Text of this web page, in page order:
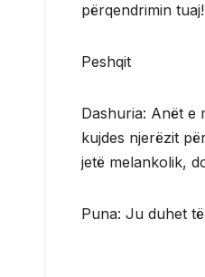
përqendrimin tuaj!
Peshqit
Dashuria: Anët e
kujdes njerëzit
jetë melankolik,
Puna: Ju duhet